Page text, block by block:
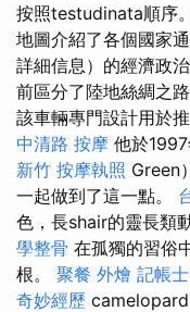
按照testudinata順序。
地圖介紹了各個國家
詳細信息）的經濟政
前區分了陸地絲綢之
該車輛專門設計用於
中清路 按摩 他於
新竹 按摩執照 Green
一起做到了這一點。
色，長shair的靈長類
學整骨 在孤獨的習俗
根。 聚餐 外燴 記帳
奇妙經歷